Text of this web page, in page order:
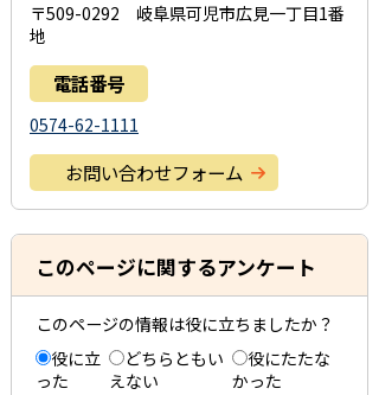
〒509-0292 岐阜県可児市広見一丁目1番
地
電話番号
0574-62-1111
お問い合わせフォーム
このページに関するアンケート
このページの情報は役に立ちましたか？
役に立
った
どちらともい
えない
役にたたな
かった